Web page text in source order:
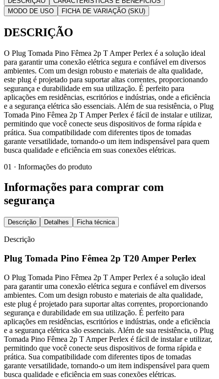
MODO DE USO
FICHA DE VARIAÇÃO (SKU)
DESCRIÇÃO
O Plug Tomada Pino Fêmea 2p T Amper Perlex é a solução ideal
para garantir uma conexão elétrica segura e confiável em diversos
ambientes. Com um design robusto e materiais de alta qualidade,
este plug é projetado para suportar altas correntes, proporcionando
segurança e durabilidade em sua utilização. É perfeito para
aplicações em residências, escritórios e indústrias, onde a eficiência
e a segurança elétrica são essenciais. Além de sua resistência, o Plug
Tomada Pino Fêmea 2p T Amper Perlex é fácil de instalar e utilizar,
permitindo que você conecte seus dispositivos de forma rápida e
prática. Sua compatibilidade com diferentes tipos de tomadas
garante versatilidade, tornando-o um item indispensável para quem
busca qualidade e eficiência em suas conexões elétricas.
01 · Informações do produto
Informações para comprar com
segurança
Descrição Detalhes Ficha técnica
Descrição
Plug Tomada Pino Fêmea 2p T20 Amper Perlex
O Plug Tomada Pino Fêmea 2p T Amper Perlex é a solução ideal
para garantir uma conexão elétrica segura e confiável em diversos
ambientes. Com um design robusto e materiais de alta qualidade,
este plug é projetado para suportar altas correntes, proporcionando
segurança e durabilidade em sua utilização. É perfeito para
aplicações em residências, escritórios e indústrias, onde a eficiência
e a segurança elétrica são essenciais. Além de sua resistência, o Plug
Tomada Pino Fêmea 2p T Amper Perlex é fácil de instalar e utilizar,
permitindo que você conecte seus dispositivos de forma rápida e
prática. Sua compatibilidade com diferentes tipos de tomadas
garante versatilidade, tornando-o um item indispensável para quem
busca qualidade e eficiência em suas conexões elétricas.